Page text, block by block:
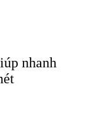
nhanh
sắc nét